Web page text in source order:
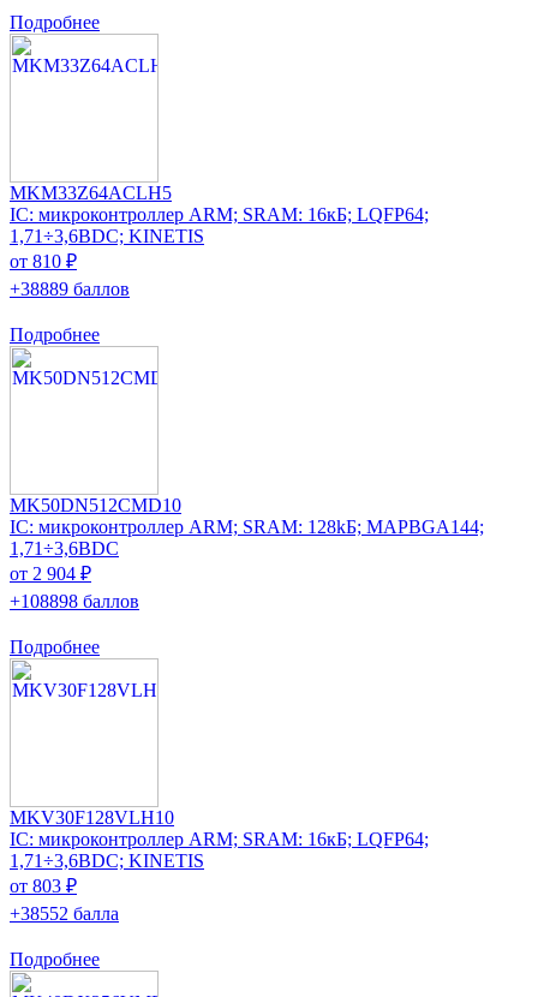
Подробнее
MKM33Z64ACLH5
IC: микроконтроллер ARM; SRAM: 16кБ; LQFP64;
1,71÷3,6ВDC; KINETIS
от 810 ₽
+38889 баллов
Подробнее
MK50DN512CMD10
IC: микроконтроллер ARM; SRAM: 128kБ; MAPBGA144;
1,71÷3,6ВDC
от 2 904 ₽
+108898 баллов
Подробнее
MKV30F128VLH10
IC: микроконтроллер ARM; SRAM: 16кБ; LQFP64;
1,71÷3,6ВDC; KINETIS
от 803 ₽
+38552 балла
Подробнее